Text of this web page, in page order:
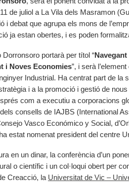
de juliol a La Vila dels Masramon
i debat que agrupa els mons de
ja estan obertes, i es poden
portarà per títol “
i Noves Economies”, i serà
Industrial. Ha centrat part de la
i a la promoció i gestió de
com a executiu a corporacions
consells de IAJBS (International
Vasco Económico y Social,
estat nomenat president del centre
en un dinar, la conferència d’un
o científic i un col·loqui obert per
Creacció, la Universitat de Vic –